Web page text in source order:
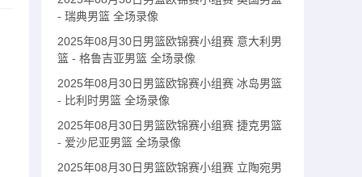
- 瑞典男篮 全场录像
2025年08月30日男篮欧锦赛小组赛 意大利男
篮 - 格鲁吉亚男篮 全场录像
2025年08月30日男篮欧锦赛小组赛 冰岛男篮
- 比利时男篮 全场录像
2025年08月30日男篮欧锦赛小组赛 捷克男篮
- 爱沙尼亚男篮 全场录像
2025年08月30日男篮欧锦赛小组赛 立陶宛男